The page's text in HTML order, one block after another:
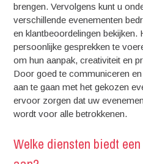
brengen. Vervolgens kunt u
verschillende evenementen
en klantbeoordelingen bekijken.
persoonlijke gesprekken te
om hun aanpak, creativiteit en
Door goed te communiceren
aan te gaan met het gekozen
ervoor zorgen dat uw
wordt voor alle betrokkenen.
Welke diensten biedt